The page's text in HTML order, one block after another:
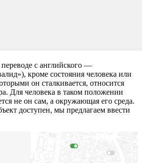
с английского —
кроме состояния человека или
он сталкивается, относится
Для человека в таком положении
не он сам, а окружающая его среда.
доступен, мы предлагаем ввести